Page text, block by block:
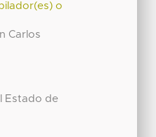
o
Carlos
Estado de